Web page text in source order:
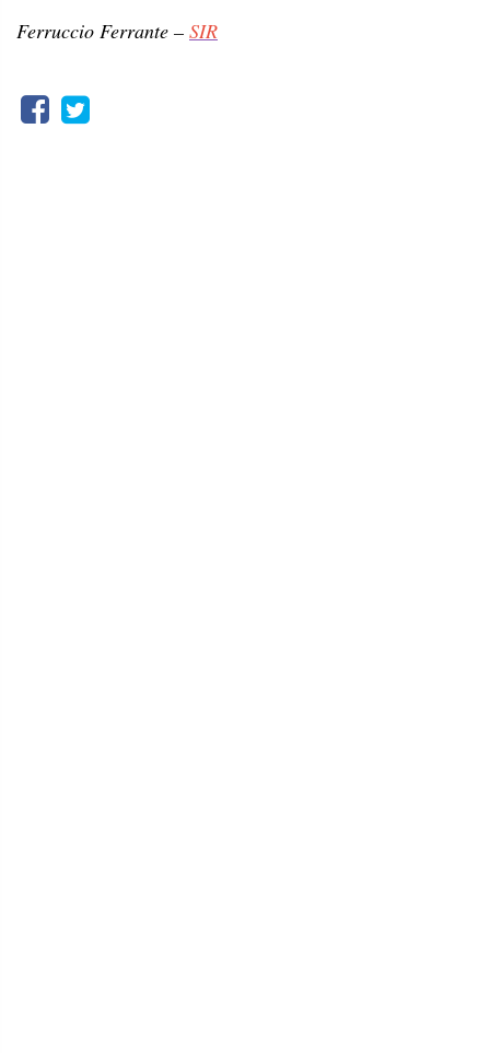
Ferruccio Ferrante – SIR